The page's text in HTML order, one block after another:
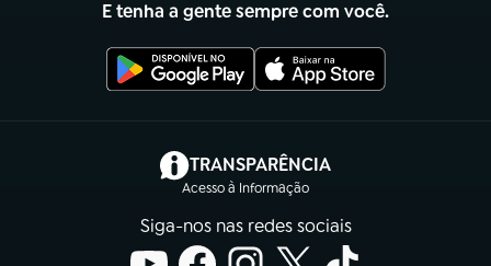
E tenha a gente sempre com você.
TRANSPARÊNCIA
Acesso à Informação
(abre em nova aba)
Siga-nos nas redes sociais